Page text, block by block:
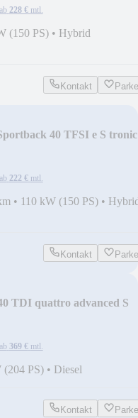
228 € mtl.
(150 PS) • Hybrid
Kontakt
40 TFSI e S tronic
222 € mtl.
• 110 kW (150 PS) •
Kontakt
TDI quattro advanced S
369 € mtl.
(204 PS) • Diesel
Kontakt